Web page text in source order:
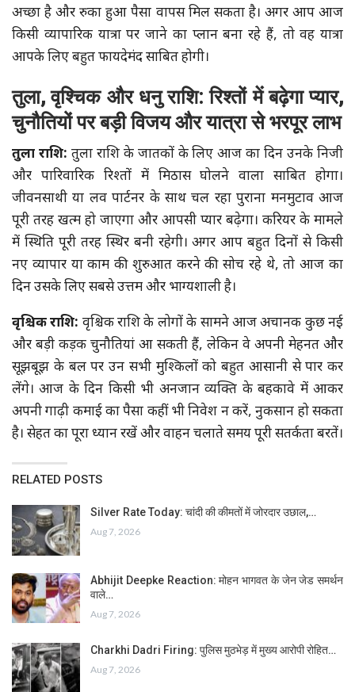
अच्छा है और रुका हुआ पैसा वापस मिल सकता है। अगर आप आज
किसी व्यापारिक यात्रा पर जाने का प्लान बना रहे हैं, तो वह यात्रा
आपके लिए बहुत फायदेमंद साबित होगी।
तुला, वृश्चिक और धनु राशि: रिश्तों में बढ़ेगा प्यार,
चुनौतियों पर बड़ी विजय और यात्रा से भरपूर लाभ
तुला राशि: तुला राशि के जातकों के लिए आज का दिन उनके निजी
और पारिवारिक रिश्तों में मिठास घोलने वाला साबित होगा।
जीवनसाथी या लव पार्टनर के साथ चल रहा पुराना मनमुटाव आज
पूरी तरह खत्म हो जाएगा और आपसी प्यार बढ़ेगा। करियर के मामले
में स्थिति पूरी तरह स्थिर बनी रहेगी। अगर आप बहुत दिनों से किसी
नए व्यापार या काम की शुरुआत करने की सोच रहे थे, तो आज का
दिन उसके लिए सबसे उत्तम और भाग्यशाली है।
वृश्चिक राशि: वृश्चिक राशि के लोगों के सामने आज अचानक कुछ नई
और बड़ी कड़क चुनौतियां आ सकती हैं, लेकिन वे अपनी मेहनत और
सूझबूझ के बल पर उन सभी मुश्किलों को बहुत आसानी से पार कर
लेंगे। आज के दिन किसी भी अनजान व्यक्ति के बहकावे में आकर
अपनी गाढ़ी कमाई का पैसा कहीं भी निवेश न करें, नुकसान हो सकता
है। सेहत का पूरा ध्यान रखें और वाहन चलाते समय पूरी सतर्कता बरतें।
RELATED POSTS
Silver Rate Today: चांदी की कीमतों में जोरदार उछाल,…
Aug 7, 2026
Abhijit Deepke Reaction: मोहन भागवत के जेन जेड समर्थन
वाले…
Aug 7, 2026
Charkhi Dadri Firing: पुलिस मुठभेड़ में मुख्य आरोपी रोहित…
Aug 7, 2026